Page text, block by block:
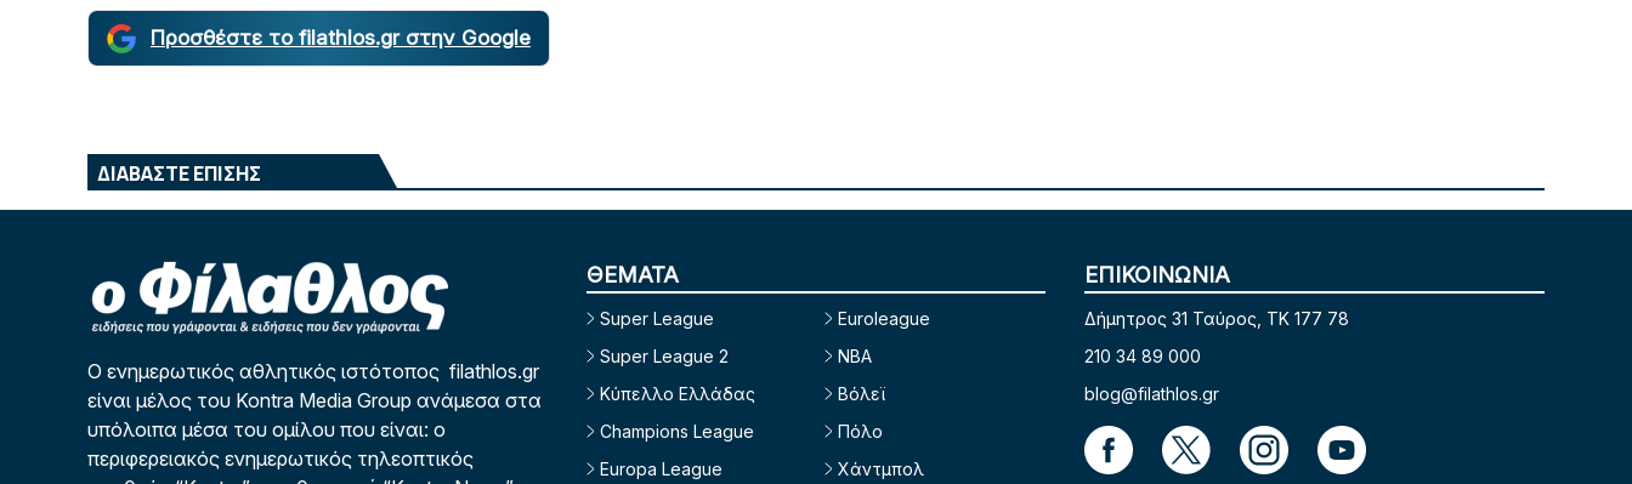
Προσθέστε το filathlos.gr στην Google
ΔΙΑΒΑΣΤΕ ΕΠΙΣΗΣ
Ο ενημερωτικός αθλητικός ιστότοπος filathlos.gr
είναι μέλος του Kontra Media Group ανάμεσα στα
υπόλοιπα μέσα του ομίλου που είναι: ο
περιφερειακός ενημερωτικός τηλεοπτικός
ΘΕΜΑΤΑ
Super League
Super League 2
Κύπελλο Ελλάδας
Champions League
Europa League
Euroleague
NBA
Βόλεϊ
Πόλο
Χάντμπολ
ΕΠΙΚΟΙΝΩΝΙΑ
Δήμητρος 31 Ταύρος, TK 177 78
210 34 89 000
blog@filathlos.gr